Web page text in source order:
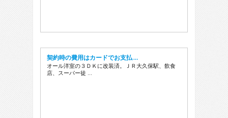
契約時の費用はカードでお支払 …
オール洋室の３ＤＫに改装済。ＪＲ大久保駅、飲食
店、スーパー徒 …